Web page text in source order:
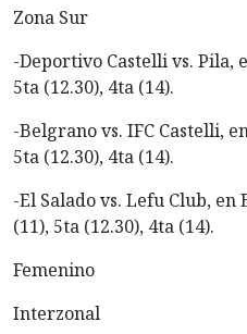
Zona Sur
-Deportivo Castelli vs. Pila,
5ta (12.30), 4ta (14).
-Belgrano vs. IFC Castelli,
5ta (12.30), 4ta (14).
-El Salado vs. Lefu Club, en
(11), 5ta (12.30), 4ta (14).
Femenino
Interzonal